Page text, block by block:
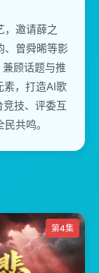
，邀请薛之
、曾舜晞等影
顾话题与推
素，打造AI歌
技、评委互
共鸣。
第4集